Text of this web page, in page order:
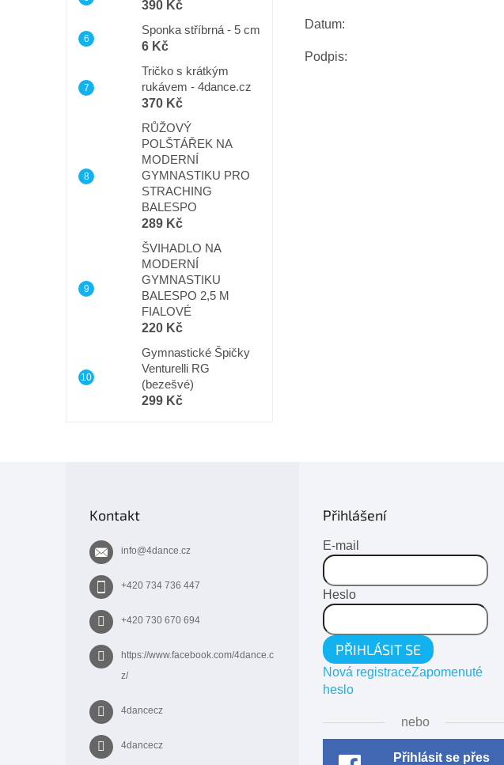
390 Kč
Sponka stříbrná - 5 cm
6 Kč
Tričko s krátkým
rukávem - 4dance.cz
370 Kč
RŮŽOVÝ
POLŠTÁŘEK NA
MODERNÍ
GYMNASTIKU PRO
STRACHING
BALESPO
289 Kč
ŠVIHADLO NA
MODERNÍ
GYMNASTIKU
BALESPO 2,5 M
FIALOVÉ
220 Kč
Gymnastické Špičky
Venturelli RG
(bezešvé)
299 Kč
Datum:
Podpis:
Kontakt
info@4dance.cz
+420 734 736 447
+420 730 670 694
https://www.facebook.com/4dance.c
z/
4dancecz
4dancecz
Přihlášení
E-mail
Heslo
PŘIHLÁSIT SE
Nová registraceZapomenuté
heslo
nebo
Přihlásit se přes